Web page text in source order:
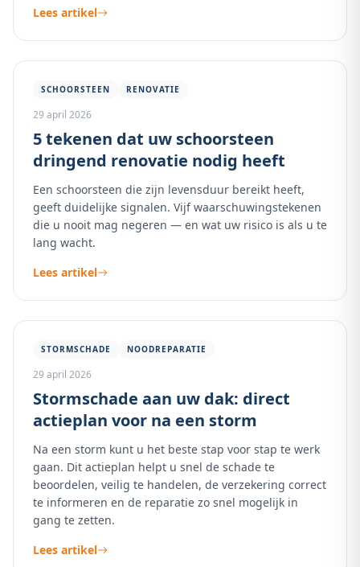
Lees artikel
SCHOORSTEEN RENOVATIE
29 april 2026
5 tekenen dat uw schoorsteen
dringend renovatie nodig heeft
Een schoorsteen die zijn levensduur bereikt heeft,
geeft duidelijke signalen. Vijf waarschuwingstekenen
die u nooit mag negeren — en wat uw risico is als u te
lang wacht.
Lees artikel
STORMSCHADE NOODREPARATIE
29 april 2026
Stormschade aan uw dak: direct
actieplan voor na een storm
Na een storm kunt u het beste stap voor stap te werk
gaan. Dit actieplan helpt u snel de schade te
beoordelen, veilig te handelen, de verzekering correct
te informeren en de reparatie zo snel mogelijk in
gang te zetten.
Lees artikel